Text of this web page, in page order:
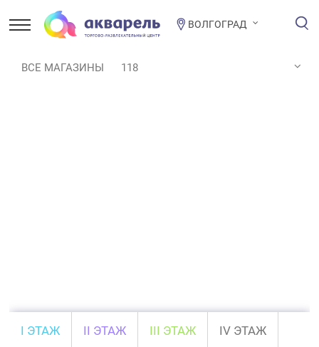
ВОЛГОГРАД
ВСЕ МАГАЗИНЫ 118
I ЭТАЖ II ЭТАЖ III ЭТАЖ IV ЭТАЖ